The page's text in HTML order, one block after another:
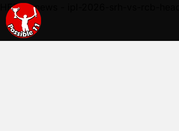
HERE - news - ipl-2026-srh-vs-rcb-